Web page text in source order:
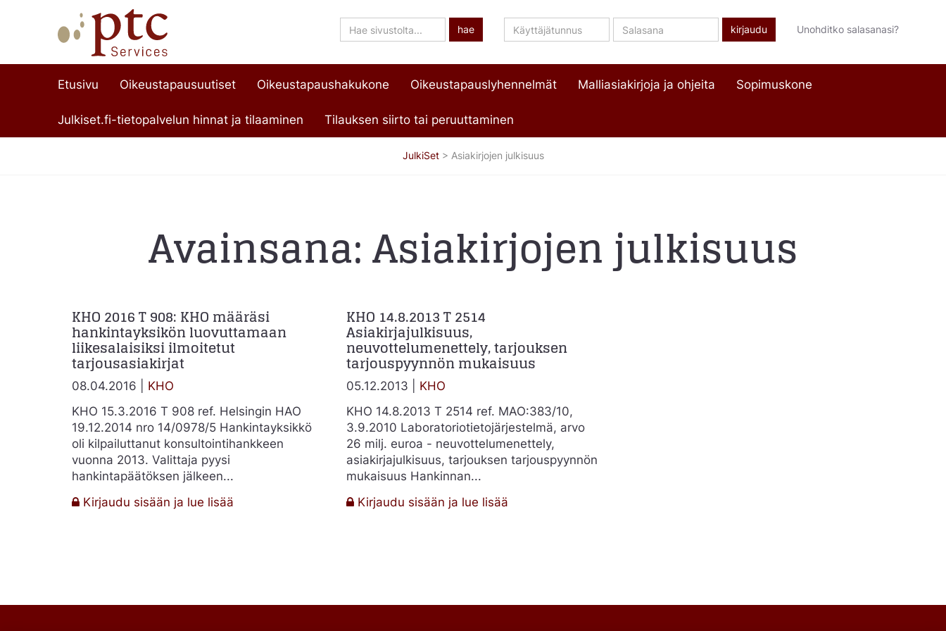
Hae
sivustolta
hae Käyttäjätunnus Salasana Unohditko salasanasi?
Etusivu Oikeustapausuutiset Oikeustapaushakukone Oikeustapauslyhennelmät Malliasiakirjoja ja ohjeita Sopimuskone
Julkiset.fi-tietopalvelun hinnat ja tilaaminen Tilauksen siirto tai peruuttaminen
JulkiSet> Asiakirjojen julkisuus
Avainsana:Asiakirjojen julkisuus
KHO 2016 T 908: KHO määräsi
hankintayksikön luovuttamaan
liikesalaisiksi ilmoitetut
tarjousasiakirjat
08.04.2016 | KHO
KHO 15.3.2016 T 908 ref. Helsingin HAO
19.12.2014 nro 14/0978/5 Hankintayksikkö
oli kilpailuttanut konsultointihankkeen
vuonna 2013. Valittaja pyysi
hankintapäätöksen jälkeen...
Kirjaudu sisään ja lue lisää
KHO 14.8.2013 T 2514
Asiakirjajulkisuus,
neuvottelumenettely, tarjouksen
tarjouspyynnön mukaisuus
05.12.2013 | KHO
KHO 14.8.2013 T 2514 ref. MAO:383/10,
3.9.2010 Laboratoriotietojärjestelmä, arvo
26 milj. euroa - neuvottelumenettely,
asiakirjajulkisuus, tarjouksen tarjouspyynnön
mukaisuus Hankinnan...
Kirjaudu sisään ja lue lisää